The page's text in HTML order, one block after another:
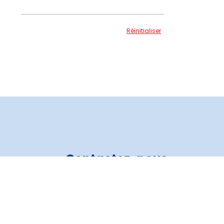
Réinitialiser
Contactez-nous